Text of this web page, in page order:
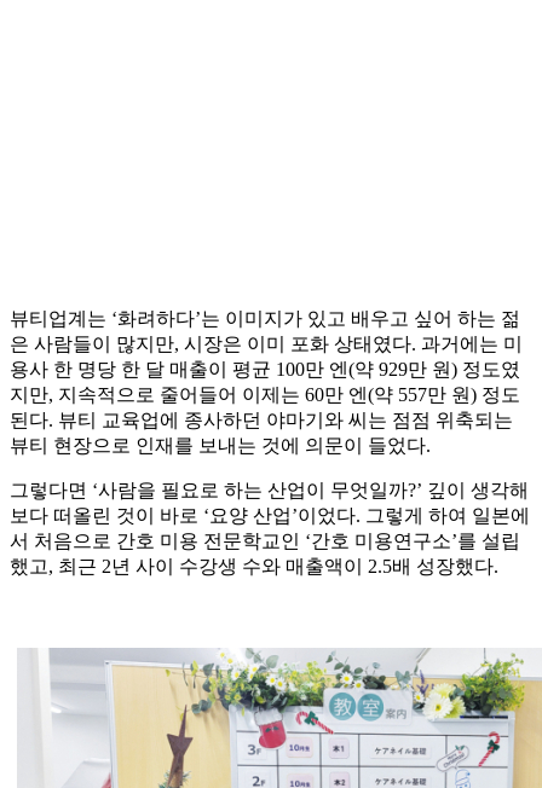
뷰티업계는 ‘화려하다’는 이미지가 있고 배우고 싶어 하는 젊
은 사람들이 많지만, 시장은 이미 포화 상태였다. 과거에는 미
용사 한 명당 한 달 매출이 평균 100만 엔(약 929만 원) 정도였
지만, 지속적으로 줄어들어 이제는 60만 엔(약 557만 원) 정도
된다. 뷰티 교육업에 종사하던 야마기와 씨는 점점 위축되는
뷰티 현장으로 인재를 보내는 것에 의문이 들었다.
그렇다면 ‘사람을 필요로 하는 산업이 무엇일까?’ 깊이 생각해
보다 떠올린 것이 바로 ‘요양 산업’이었다. 그렇게 하여 일본에
서 처음으로 간호 미용 전문학교인 ‘간호 미용연구소’를 설립
했고, 최근 2년 사이 수강생 수와 매출액이 2.5배 성장했다.